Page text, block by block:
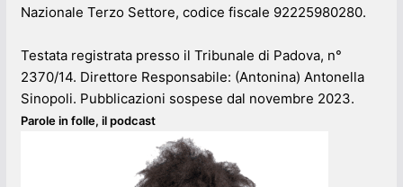
Nazionale Terzo Settore, codice fiscale 92225980280.
Testata registrata presso il Tribunale di Padova, n°
2370/14. Direttore Responsabile: (Antonina) Antonella
Sinopoli. Pubblicazioni sospese dal novembre 2023.
Parole in folle, il podcast